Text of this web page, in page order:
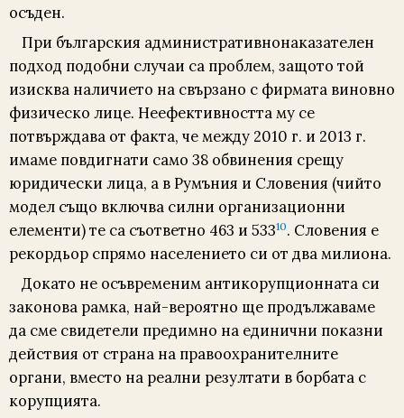
осъден.
При българския административнонаказателен
подход подобни случаи са проблем, защото той
изисква наличието на свързано с фирмата виновно
физическо лице. Неефективността му се
потвърждава от факта, че между 2010 г. и 2013 г.
имаме повдигнати само 38 обвинения срещу
юридически лица, а в Румъния и Словения (чийто
модел също включва силни организационни
елементи) те са съответно 463 и 53310. Словения е
рекордьор спрямо населението си от два милиона.
Докато не осъвременим антикорупционната си
законова рамка, най-вероятно ще продължаваме
да сме свидетели предимно на единични показни
действия от страна на правоохранителните
органи, вместо на реални резултати в борбата с
корупцията.